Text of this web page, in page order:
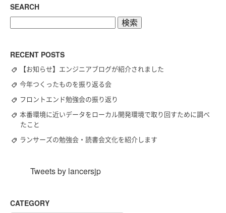
SEARCH
RECENT POSTS
【お知らせ】エンジニアブログが紹介されました
今年つくったものを振り返る会
フロントエンド勉強会の振り返り
本番環境に近いデータをローカル開発環境で取り回すために調べ
たこと
ランサーズの勉強会・読書会文化を紹介します
Tweets by lancersjp
CATEGORY